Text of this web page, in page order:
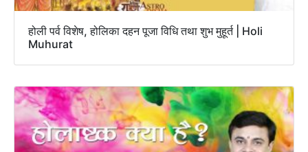
होली पर्व विशेष, होलिका दहन पूजा विधि तथा शुभ मुहूर्त | Holi
Muhurat